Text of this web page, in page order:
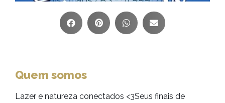
Quem somos
Lazer e natureza conectados <3Seus finais de